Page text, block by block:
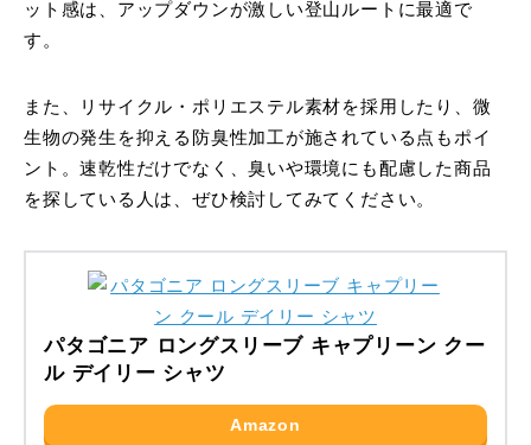
ット感は、アップダウンが激しい登山ルートに最適で
す。
また、リサイクル・ポリエステル素材を採用したり、微
生物の発生を抑える防臭性加工が施されている点もポイ
ント。速乾性だけでなく、臭いや環境にも配慮した商品
を探している人は、ぜひ検討してみてください。
パタゴニア ロングスリーブ キャプリーン クー
ル デイリー シャツ
Amazon